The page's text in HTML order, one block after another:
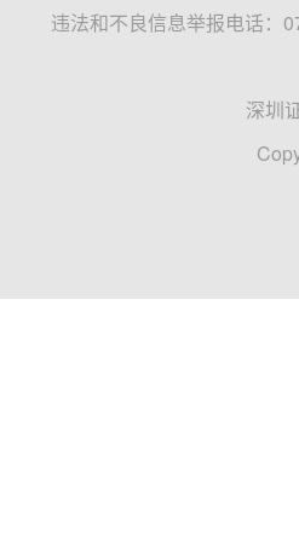
违法和不良信息举报电话：
深圳